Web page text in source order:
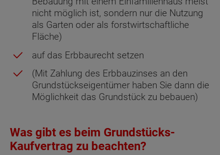
nicht möglich ist, sondern nur die Nutzung
als Garten oder als forstwirtschaftliche
Fläche)
auf das Erbbaurecht setzen
(Mit Zahlung des Erbbauzinses an den
Grundstückseigentümer haben Sie dann die
Möglichkeit das Grundstück zu bebauen)
Was gibt es beim Grundstücks-
Kaufvertrag zu beachten?